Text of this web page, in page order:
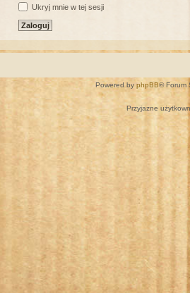
Ukryj mnie w tej sesji
Powered by phpBB® Forum
Przyjazne